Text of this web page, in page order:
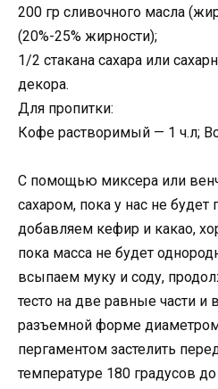
200 гр сливочного масла
(20%-25% жирности);
1/2 стакана сахара или
декора.
Для пропитки:
Кофе растворимый — 1 ч.л;
С помощью миксера или
сахаром, пока у нас не
добавляем кефир и какао,
пока масса не будет
всыпаем муку и соду,
тесто на две равные части и
разъемной форме
пергаментом застелить
температуре 180 градусов